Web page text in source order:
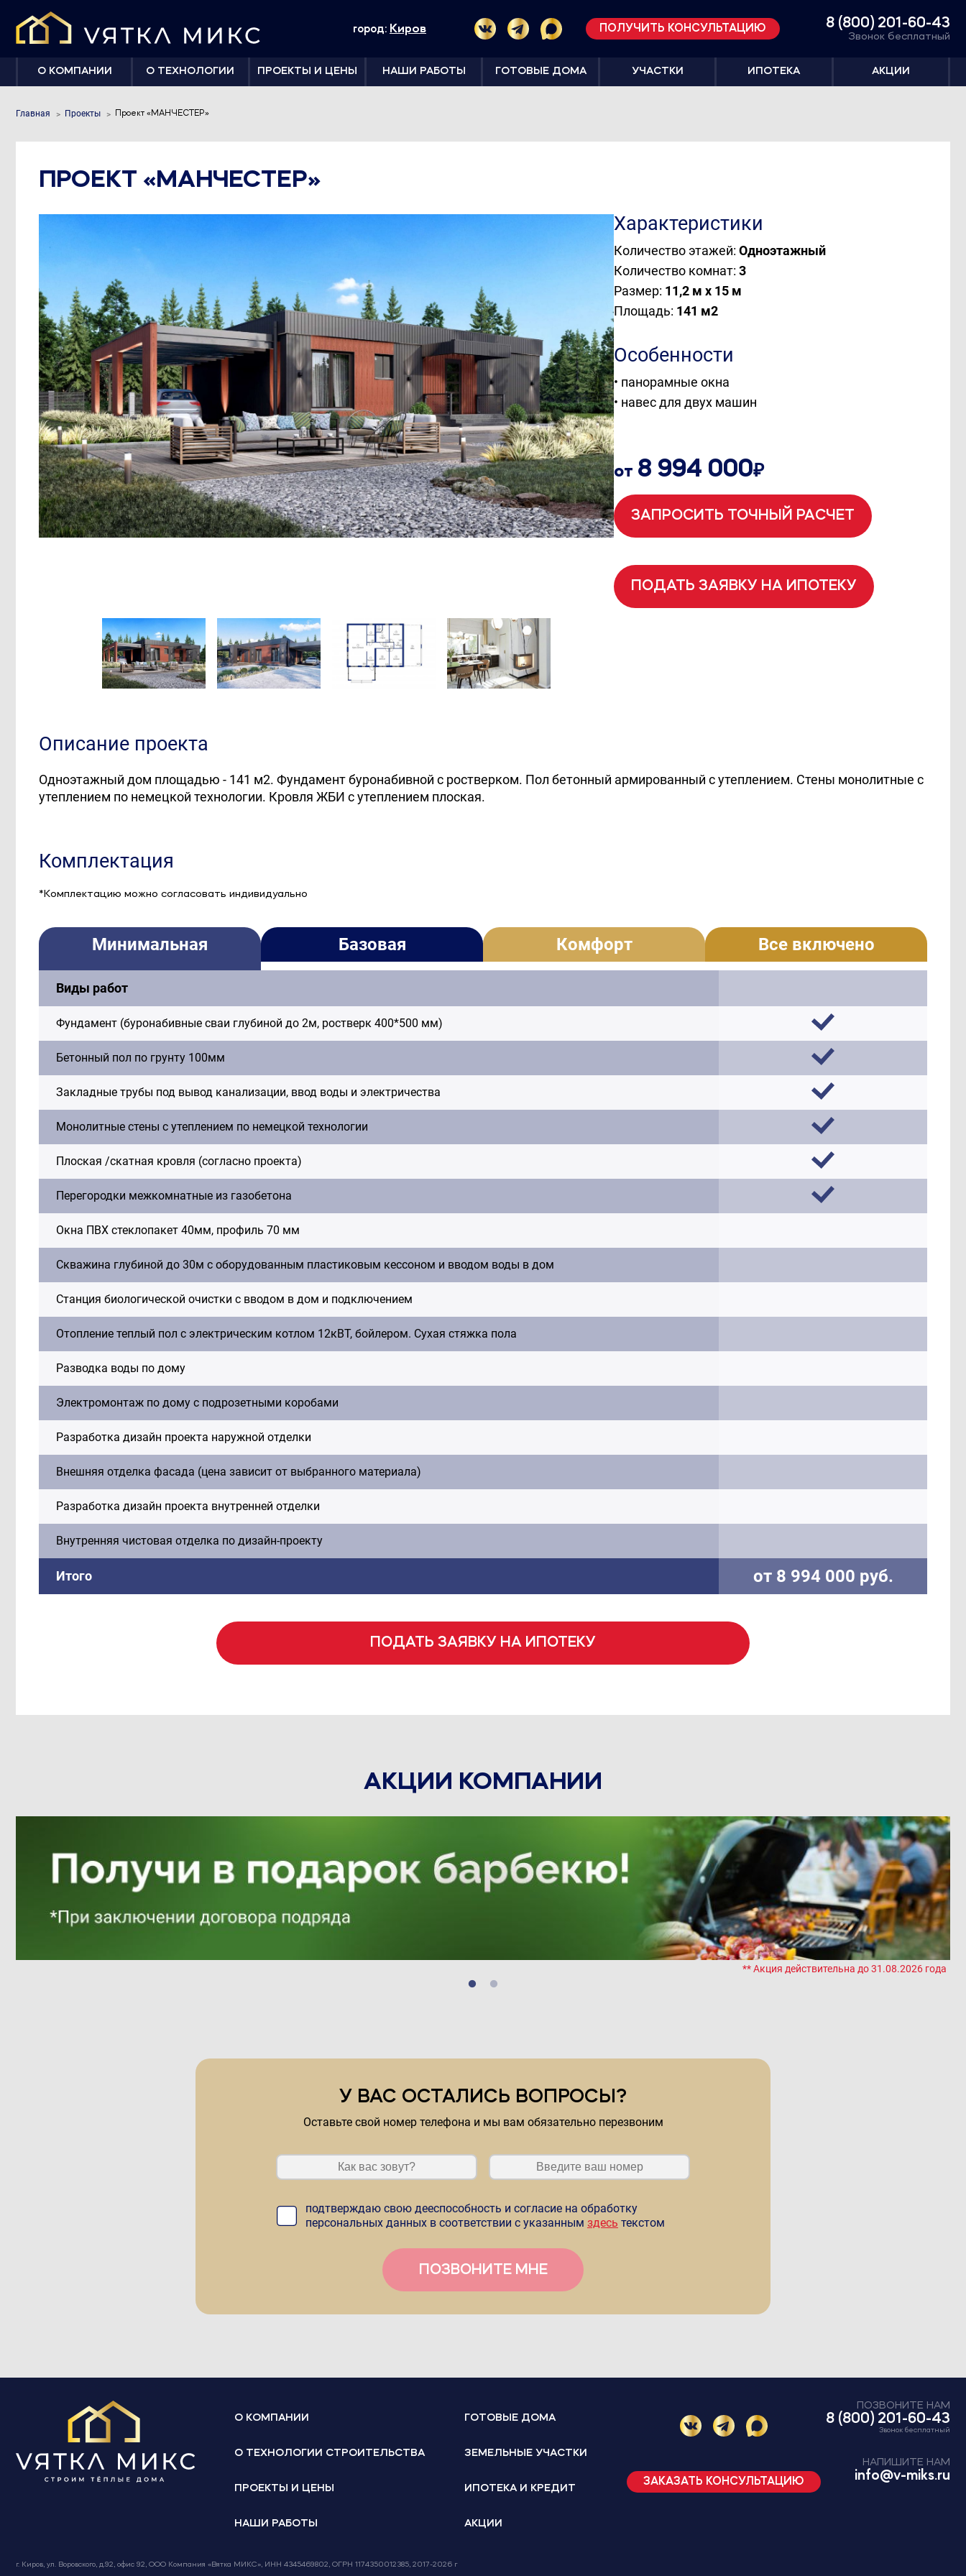
город: Киров ПОЛУЧИТЬ КОНСУЛЬТАЦИЮ 8 (800) 201-60-43
Звонок бесплатный
О КОМПАНИИ О ТЕХНОЛОГИИ ПРОЕКТЫ И ЦЕНЫ НАШИ РАБОТЫ ГОТОВЫЕ ДОМА УЧАСТКИ ИПОТЕКА АКЦИИ
Главная Проекты Проект «МАНЧЕСТЕР»
ПРОЕКТ «МАНЧЕСТЕР»
Характеристики
Количество этажей: Одноэтажный
Количество комнат: 3
Размер: 11,2 м х 15 м
Площадь: 141 м2
Особенности
• панорамные окна
• навес для двух машин
от 8 994 000₽
ЗАПРОСИТЬ ТОЧНЫЙ РАСЧЕТ
ПОДАТЬ ЗАЯВКУ НА ИПОТЕКУ
Описание проекта
Одноэтажный дом площадью - 141 м2. Фундамент буронабивной с ростверком. Пол бетонный армированный с утеплением. Стены монолитные с
утеплением по немецкой технологии. Кровля ЖБИ с утеплением плоская.
Комплектация
*Комплектацию можно согласовать индивидуально
Минимальная Базовая Комфорт Все включено
Виды работ
Фундамент (буронабивные сваи глубиной до 2м, ростверк 400*500 мм)
Бетонный пол по грунту 100мм
Закладные трубы под вывод канализации, ввод воды и электричества
Монолитные стены с утеплением по немецкой технологии
Плоская /скатная кровля (согласно проекта)
Перегородки межкомнатные из газобетона
Окна ПВХ стеклопакет 40мм, профиль 70 мм
Скважина глубиной до 30м с оборудованным пластиковым кессоном и вводом воды в дом
Станция биологической очистки с вводом в дом и подключением
Отопление теплый пол с электрическим котлом 12кВТ, бойлером. Сухая стяжка пола
Разводка воды по дому
Электромонтаж по дому с подрозетными коробами
Разработка дизайн проекта наружной отделки
Внешняя отделка фасада (цена зависит от выбранного материала)
Разработка дизайн проекта внутренней отделки
Внутренняя чистовая отделка по дизайн-проекту
Итого от 8 994 000 руб.
ПОДАТЬ ЗАЯВКУ НА ИПОТЕКУ
АКЦИИ КОМПАНИИ
** Акция действительна до 31.08.2026 года
У ВАС ОСТАЛИСЬ ВОПРОСЫ?
Оставьте свой номер телефона и мы вам обязательно перезвоним
подтверждаю свою дееспособность и согласие на обработку
персональных данных в соответствии с указанным здесь текстом
ПОЗВОНИТЕ МНЕ
О КОМПАНИИ
О ТЕХНОЛОГИИ СТРОИТЕЛЬСТВА
ПРОЕКТЫ И ЦЕНЫ
НАШИ РАБОТЫ
ГОТОВЫЕ ДОМА
ЗЕМЕЛЬНЫЕ УЧАСТКИ
ИПОТЕКА И КРЕДИТ
АКЦИИ
ЗАКАЗАТЬ КОНСУЛЬТАЦИЮ
ПОЗВОНИТЕ НАМ
8 (800) 201-60-43
Звонок бесплатный
НАПИШИТЕ НАМ
info@v-miks.ru
г. Киров, ул. Воровского, д.92, офис 92, ООО Компания «Вятка МИКС», ИНН 4345469802, ОГРН 1174350012385, 2017-2026 г